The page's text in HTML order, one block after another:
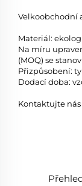
Velkoobchodní
Materiál:
Na míru
(MOQ) se
Přizpůsobení:
Dodací doba:
Kontaktujte